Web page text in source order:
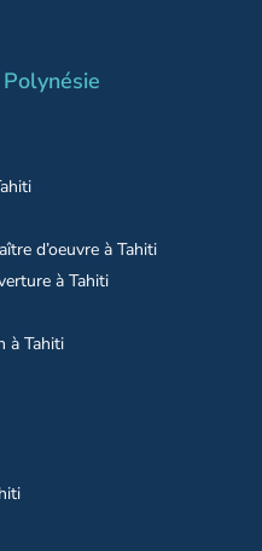
d’oeuvre à Tahiti
à Tahiti
à Tahiti